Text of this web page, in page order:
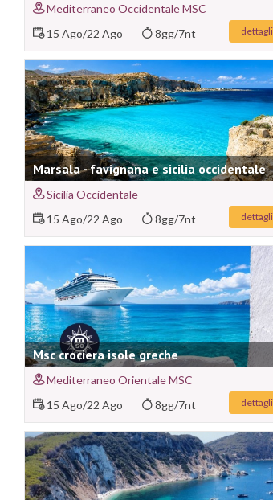
Mediterraneo Occidentale MSC
15 Ago/22 Ago 8gg/7nt dettagli
Marsala - favignana e sicilia occidentale
Sicilia Occidentale
15 Ago/22 Ago 8gg/7nt dettagli
Msc crociera isole greche
Mediterraneo Orientale MSC
15 Ago/22 Ago 8gg/7nt dettagli